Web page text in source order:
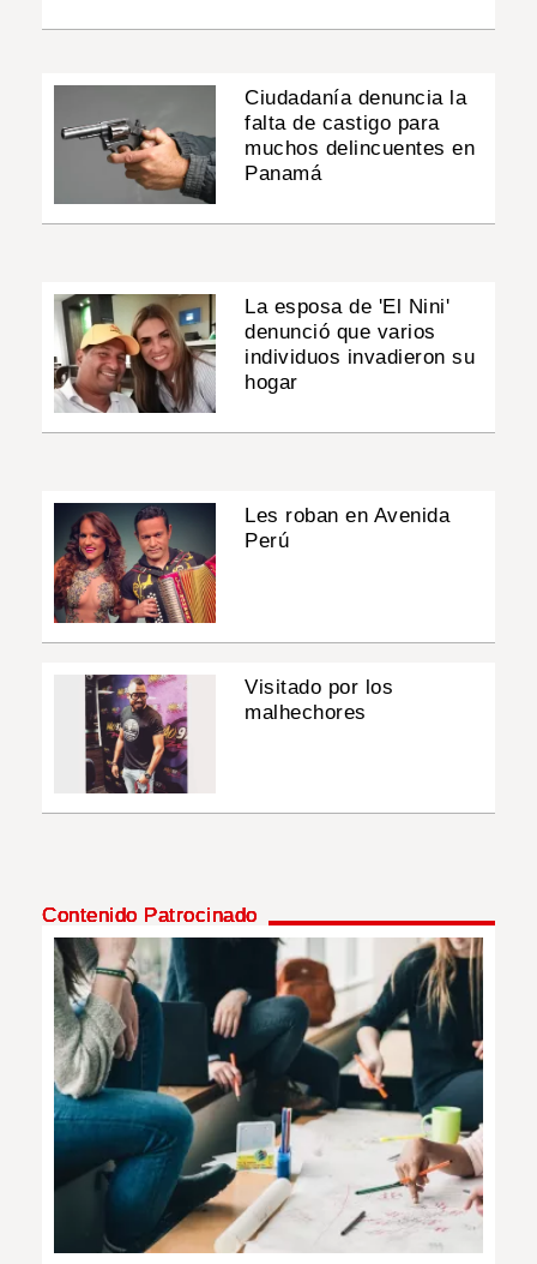
Ciudadanía denuncia la
falta de castigo para
muchos delincuentes en
Panamá
La esposa de 'El Nini'
denunció que varios
individuos invadieron su
hogar
Les roban en Avenida
Perú
Visitado por los
malhechores
Contenido Patrocinado